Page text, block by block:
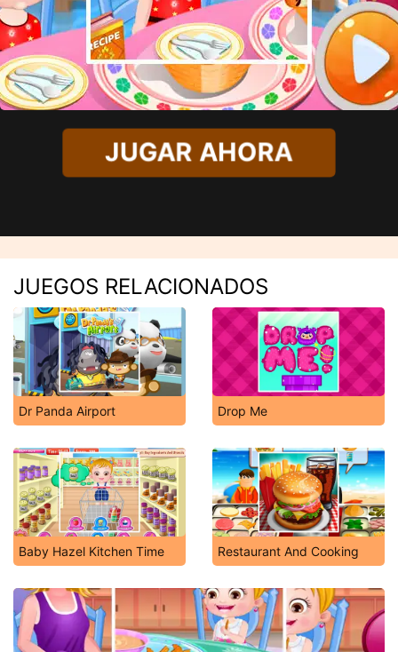
JUGAR AHORA
JUEGOS RELACIONADOS
Dr Panda Airport Drop Me
Baby Hazel Kitchen Time Restaurant And Cooking